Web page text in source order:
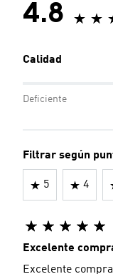
4.8
Calidad
Deficiente
Filtrar según
5 4
Excelente
Excelente